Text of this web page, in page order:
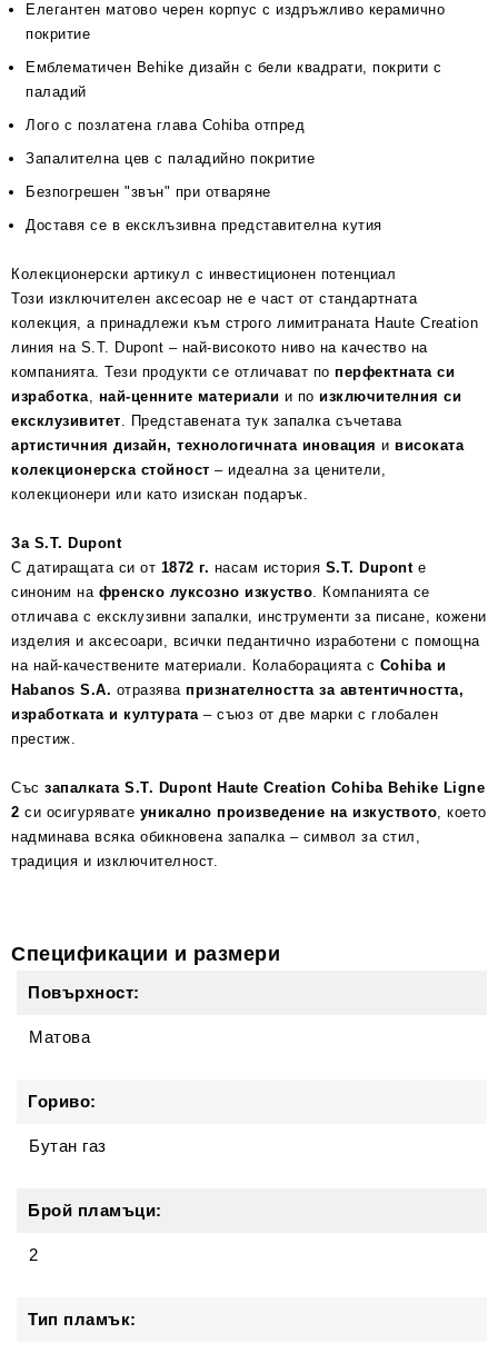
Елегантен матово черен корпус с издръжливо керамично
покритие
Емблематичен Behike дизайн с бели квадрати, покрити с
паладий
Лого с позлатена глава Cohiba отпред
Запалителна цев с паладийно покритие
Безпогрешен "звън" при отваряне
Доставя се в ексклъзивна представителна кутия
Колекционерски артикул с инвестиционен потенциал
Този изключителен аксесоар не е част от стандартната
колекция, а принадлежи към строго лимитраната Haute Creation
линия на S.T. Dupont – най-високото ниво на качество на
компанията. Тези продукти се отличават по перфектната си
изработка, най-ценните материали и по изключителния си
ексклузивитет. Представената тук запалка съчетава
артистичния дизайн, технологичната иновация и високата
колекционерска стойност – идеална за ценители,
колекционери или като изискан подарък.
За S.T. Dupont
С датиращата си от 1872 г. насам история S.T. Dupontе
синоним на френско луксозно изкуство. Компанията се
отличава с ексклузивни запалки, инструменти за писане, кожени
изделия и аксесоари, всички педантично изработени с помощна
на най-качествените материали. Колаборацията с Cohiba и
Habanos S.A. отразява признателността за автентичността,
изработката и културата– съюз от две марки с глобален
престиж.
Със запалката S.T. Dupont Haute Creation Cohiba Behike Ligne
2 си осигурявате уникално произведение на изкуството, което
надминава всяка обикновена запалка – символ за стил,
традиция и изключителност.
Спецификации и размери
Повърхност:
Матова
Гориво:
Бутан газ
Брой пламъци:
2
Тип пламък: